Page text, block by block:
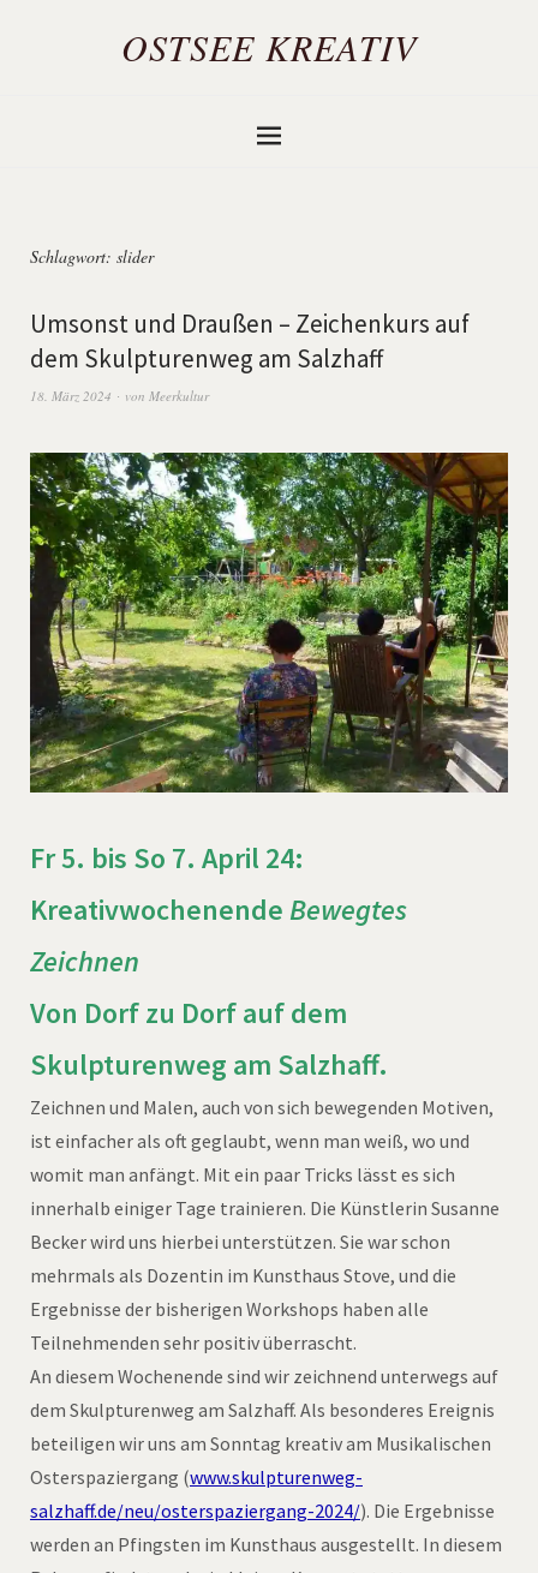
OSTSEE KREATIV
Schlagwort: slider
Umsonst und Draußen – Zeichenkurs auf
dem Skulpturenweg am Salzhaff
18. März 2024 von Meerkultur
Fr 5. bis So 7. April 24:
KreativwochenendeBewegtes
Zeichnen
Von Dorf zu Dorf auf dem
Skulpturenweg am Salzhaff.
Zeichnen und Malen, auch von sich bewegenden Motiven,
ist einfacher als oft geglaubt, wenn man weiß, wo und
womit man anfängt. Mit ein paar Tricks lässt es sich
innerhalb einiger Tage trainieren. Die Künstlerin Susanne
Becker wird uns hierbei unterstützen. Sie war schon
mehrmals als Dozentin im Kunsthaus Stove, und die
Ergebnisse der bisherigen Workshops haben alle
Teilnehmenden sehr positiv überrascht.
An diesem Wochenende sind wir zeichnend unterwegs auf
dem Skulpturenweg am Salzhaff. Als besonderes Ereignis
beteiligen wir uns am Sonntag kreativ am Musikalischen
Osterspaziergang (www.skulpturenweg-
salzhaff.de/neu/osterspaziergang-2024/). Die Ergebnisse
werden an Pfingsten im Kunsthaus ausgestellt. In diesem